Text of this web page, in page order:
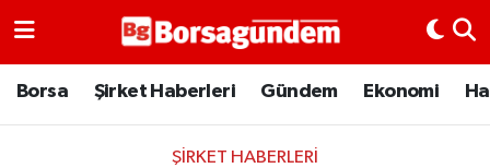
Borsa Şirket Haberleri Gündem Ekonomi
ŞIRKET HABERLERI
Borsa